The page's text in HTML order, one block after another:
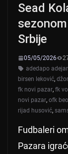
Sead
Srbije
05/05/2026
adedapo
birsen leković,
fk novi pazar, fk
novi pazar, ofk
rijad husović,
Fudbaleri
Pazara